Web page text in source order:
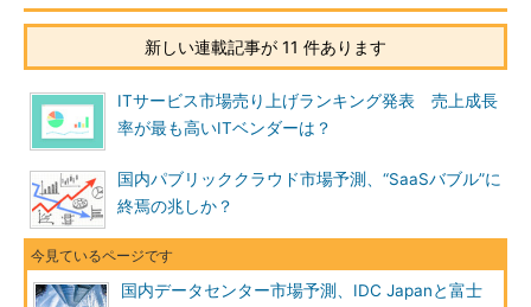
新しい連載記事が 11 件あります
ITサービス市場売り上げランキング発表 売上成長
率が最も高いITベンダーは？
国内パブリッククラウド市場予測、“SaaSバブル”に
終焉の兆しか？
国内データセンター市場予測、IDC Japanと富士